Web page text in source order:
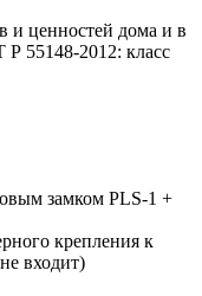
и ценностей дома и в
55148-2012: класс
замком PLS-1 +
крепления к
входит)